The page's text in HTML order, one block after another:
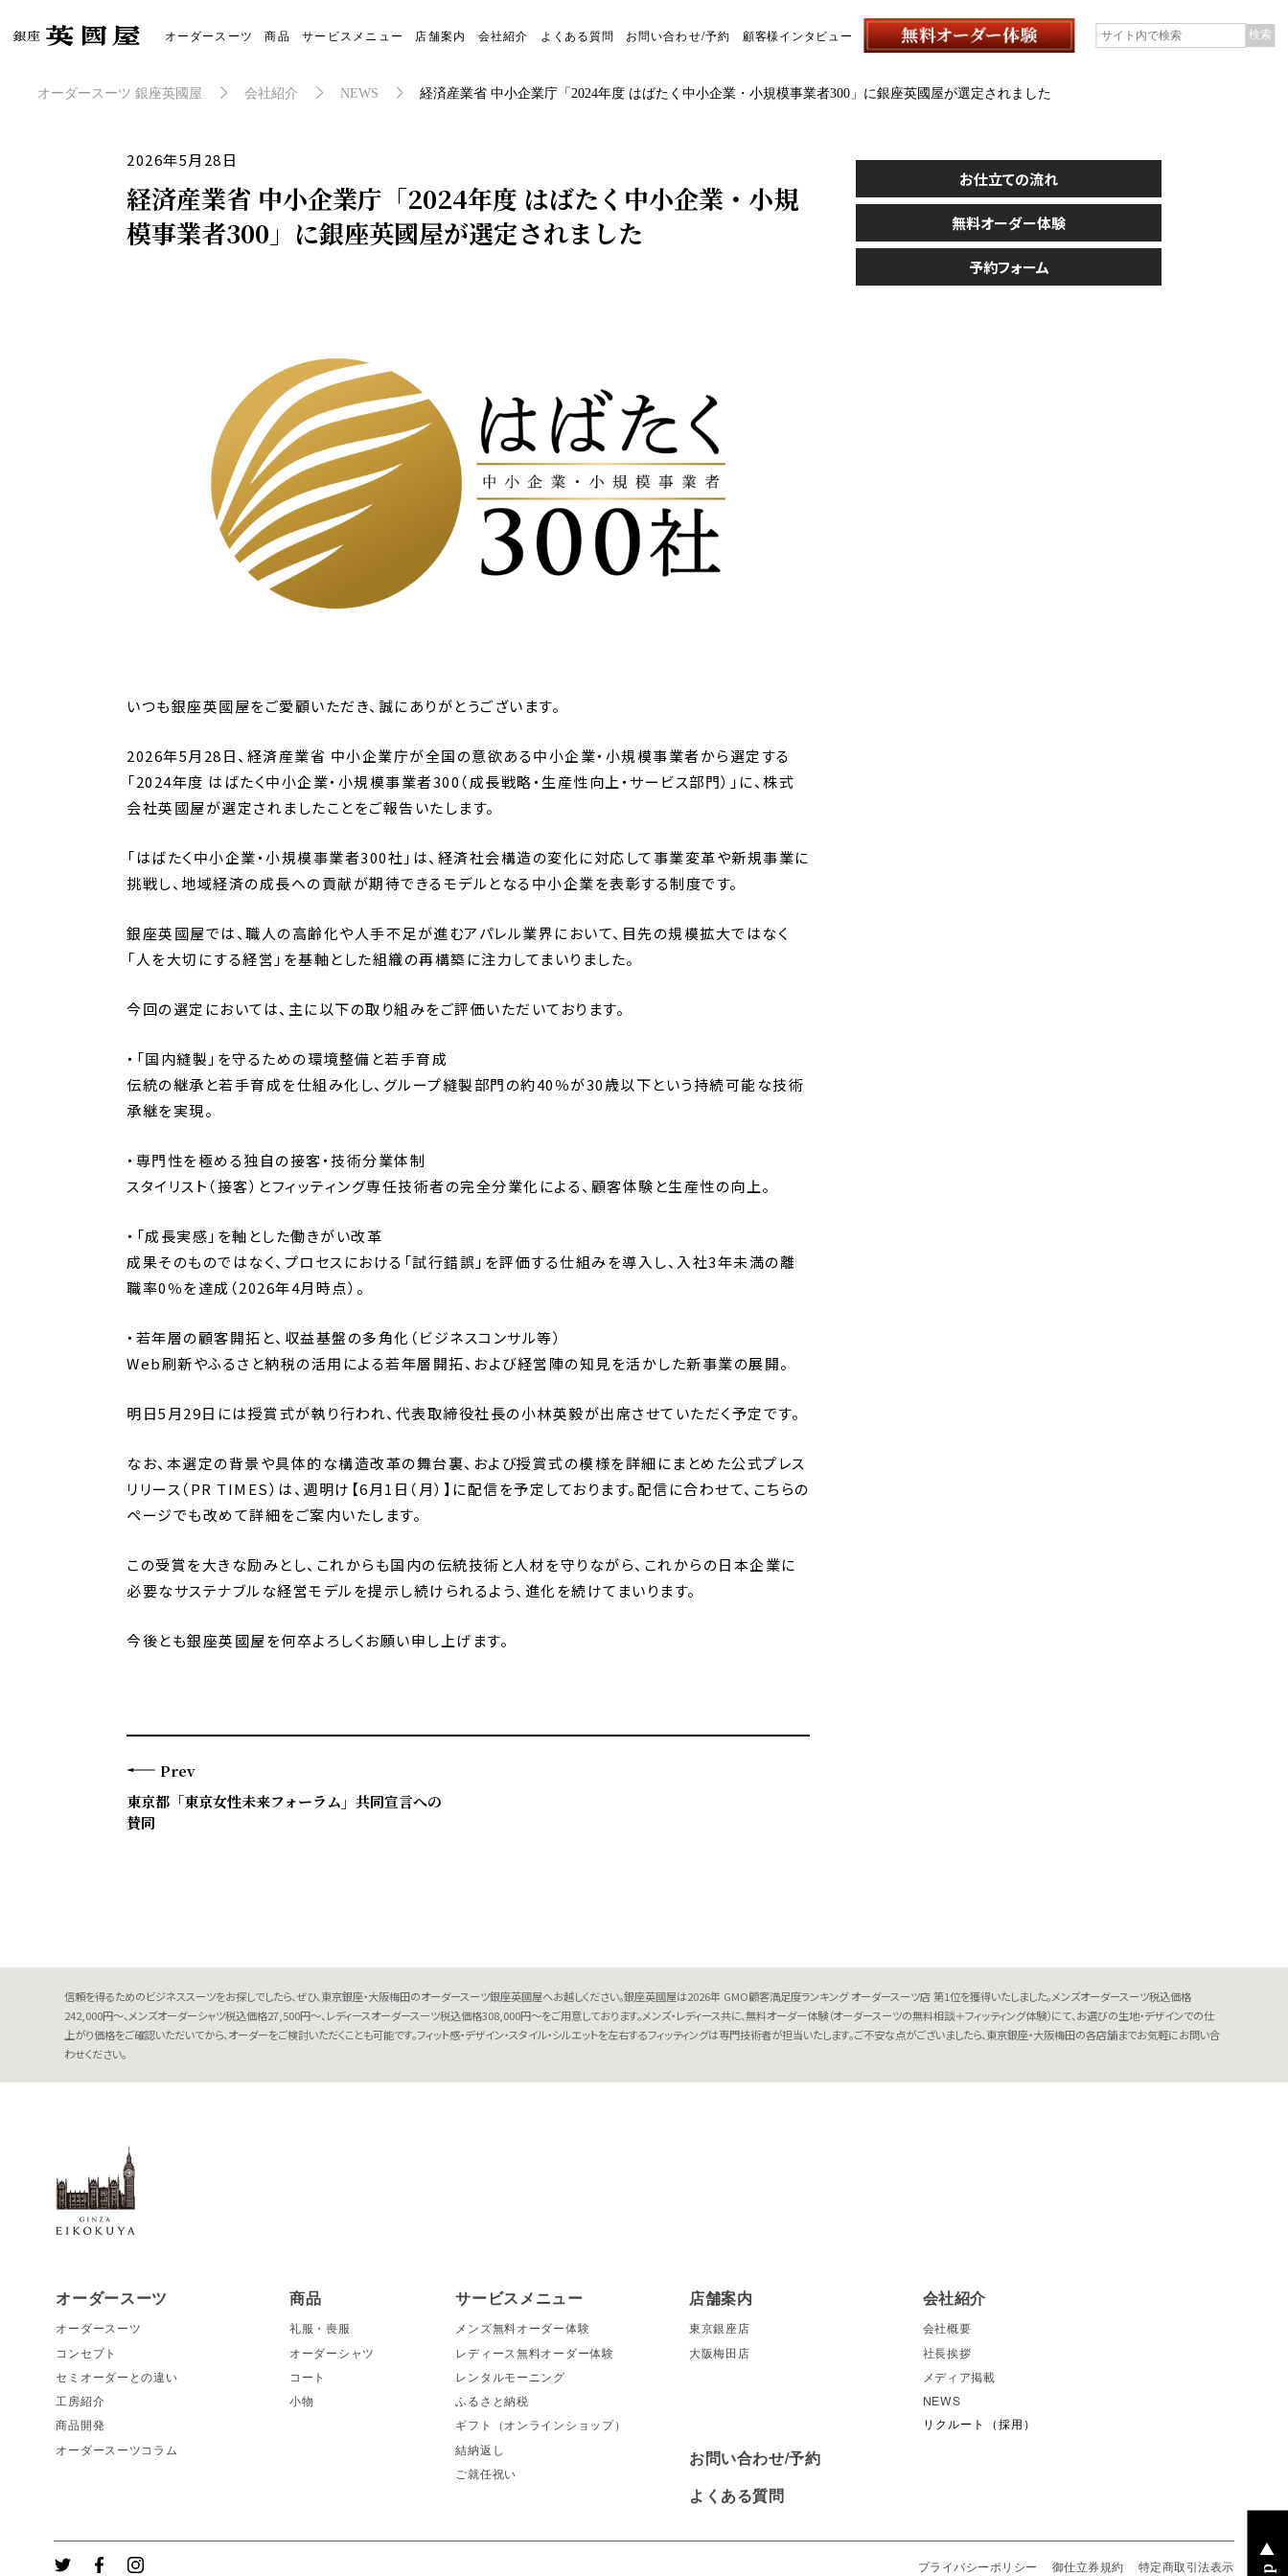
オーダースーツの銀座英國屋
オーダースーツ 商品 サービスメニュー 店舗案内 会社紹介 よくある質問 お問い合わせ/予約 顧客様インタビュー
オーダースーツ 銀座英國屋 会社紹介 NEWS 経済産業省 中小企業庁「2024年度 はばたく中小企業・小規模事業者300」に銀座英國屋が選定されました
2026年5月28日
経済産業省 中小企業庁「2024年度 はばたく中小企業・小規
模事業者300」に銀座英國屋が選定されました
いつも銀座英國屋をご愛顧いただき、誠にありがとうございます。
2026年5月28日、経済産業省 中小企業庁が全国の意欲ある中小企業・小規模事業者から選定する
「2024年度 はばたく中小企業・小規模事業者300（成長戦略・生産性向上・サービス部門）」に、株式
会社英國屋が選定されましたことをご報告いたします。
「はばたく中小企業・小規模事業者300社」は、経済社会構造の変化に対応して事業変革や新規事業に
挑戦し、地域経済の成長への貢献が期待できるモデルとなる中小企業を表彰する制度です。
銀座英國屋では、職人の高齢化や人手不足が進むアパレル業界において、目先の規模拡大ではなく
「人を大切にする経営」を基軸とした組織の再構築に注力してまいりました。
今回の選定においては、主に以下の取り組みをご評価いただいております。
・「国内縫製」を守るための環境整備と若手育成
伝統の継承と若手育成を仕組み化し、グループ縫製部門の約40％が30歳以下という持続可能な技術
承継を実現。
・専門性を極める独自の接客・技術分業体制
スタイリスト（接客）とフィッティング専任技術者の完全分業化による、顧客体験と生産性の向上。
・「成長実感」を軸とした働きがい改革
成果そのものではなく、プロセスにおける「試行錯誤」を評価する仕組みを導入し、入社3年未満の離
職率0％を達成（2026年4月時点）。
・若年層の顧客開拓と、収益基盤の多角化（ビジネスコンサル等）
Web刷新やふるさと納税の活用による若年層開拓、および経営陣の知見を活かした新事業の展開。
明日5月29日には授賞式が執り行われ、代表取締役社長の小林英毅が出席させていただく予定です。
なお、本選定の背景や具体的な構造改革の舞台裏、および授賞式の模様を詳細にまとめた公式プレス
リリース（PR TIMES）は、週明け【6月1日（月）】に配信を予定しております。配信に合わせて、こちらの
ページでも改めて詳細をご案内いたします。
この受賞を大きな励みとし、これからも国内の伝統技術と人材を守りながら、これからの日本企業に
必要なサステナブルな経営モデルを提示し続けられるよう、進化を続けてまいります。
今後とも銀座英國屋を何卒よろしくお願い申し上げます。
Prev
東京都「東京女性未来フォーラム」共同宣言への
賛同
お仕立ての流れ
無料オーダー体験
予約フォーム
信頼を得るためのビジネススーツをお探しでしたら、ぜひ、東京銀座・大阪梅田のオーダースーツ銀座英國屋へお越しください。銀座英國屋は2026年 GMO顧客満足度ランキング オーダースーツ店 第1位を獲得いたしました。メンズオーダースーツ税込価格
242,000円～、メンズオーダーシャツ税込価格27,500円～、レディースオーダースーツ税込価格308,000円～をご用意しております。メンズ・レディース共に、無料オーダー体験（オーダースーツの無料相談＋フィッティング体験）にて、お選びの生地・デザインでの仕
上がり価格をご確認いただいてから、オーダーをご検討いただくことも可能です。フィット感・デザイン・スタイル・シルエットを左右するフィッティングは専門技術者が担当いたします。ご不安な点がございましたら、東京銀座・大阪梅田の各店舗までお気軽にお問い合
わせください。
オーダースーツ銀座英國屋（東京銀座・大阪梅田・大阪阿倍野）
オーダースーツ
オーダースーツ
コンセプト
セミオーダーとの違い
工房紹介
商品開発
オーダースーツコラム
商品
礼服・喪服
オーダーシャツ
コート
小物
サービスメニュー
メンズ無料オーダー体験
レディース無料オーダー体験
レンタルモーニング
ふるさと納税
ギフト（オンラインショップ）
結納返し
ご就任祝い
店舗案内
東京銀座店
大阪梅田店
会社紹介
会社概要
社長挨拶
メディア掲載
NEWS
リクルート（採用）
お問い合わせ/予約
よくある質問
プライバシーポリシー 御仕立券規約 特定商取引法表示